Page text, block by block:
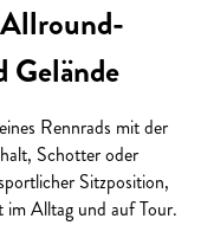
Gelände
Rennrads mit der
Schotter oder
Sitzposition,
im Alltag und auf Tour.